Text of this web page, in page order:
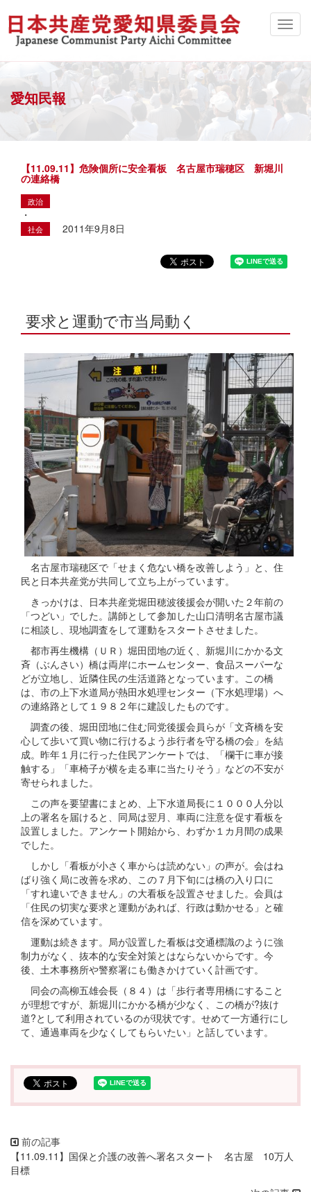
愛知民報
【11.09.11】危険個所に安全看板 名古屋市瑞穂区 新堀川
の連絡橋
政治
・
社会 2011年9月8日
要求と運動で市当局動く
名古屋市瑞穂区で「せまく危ない橋を改善しよう」と、住
民と日本共産党が共同して立ち上がっています。
きっかけは、日本共産党堀田穂波後援会が開いた２年前の
「つどい」でした。講師として参加した山口清明名古屋市議
に相談し、現地調査をして運動をスタートさせました。
都市再生機構（ＵＲ）堀田団地の近く、新堀川にかかる文
斉（ぶんさい）橋は両岸にホームセンター、食品スーパーな
どが立地し、近隣住民の生活道路となっています。この橋
は、市の上下水道局が熱田水処理センター（下水処理場）へ
の連絡路として１９８２年に建設したものです。
調査の後、堀田団地に住む同党後援会員らが「文斉橋を安
心して歩いて買い物に行けるよう歩行者を守る橋の会」を結
成。昨年１月に行った住民アンケートでは、「欄干に車が接
触する」「車椅子が横を走る車に当たりそう」などの不安が
寄せられました。
この声を要望書にまとめ、上下水道局長に１０００人分以
上の署名を届けると、同局は翌月、車両に注意を促す看板を
設置しました。アンケート開始から、わずか１カ月間の成果
でした。
しかし「看板が小さく車からは読めない」の声が。会はね
ばり強く局に改善を求め、この７月下旬には橋の入り口に
「すれ違いできません」の大看板を設置させました。会員は
「住民の切実な要求と運動があれば、行政は動かせる」と確
信を深めています。
運動は続きます。局が設置した看板は交通標識のように強
制力がなく、抜本的な安全対策とはならないからです。今
後、土木事務所や警察署にも働きかけていく計画です。
同会の高柳五雄会長（８４）は「歩行者専用橋にすること
が理想ですが、新堀川にかかる橋が少なく、この橋が?抜け
道?として利用されているのが現状です。せめて一方通行にし
て、通過車両を少なくしてもらいたい」と話しています。
【11.09.11】国保と介護の改善へ署名スタート 名古屋 10万人
目標